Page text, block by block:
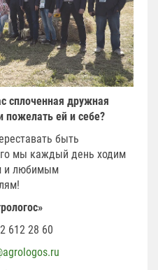
сплоченная дружная
ей и себе?
быть
мы каждый день ходим
и любимым
612 28 60